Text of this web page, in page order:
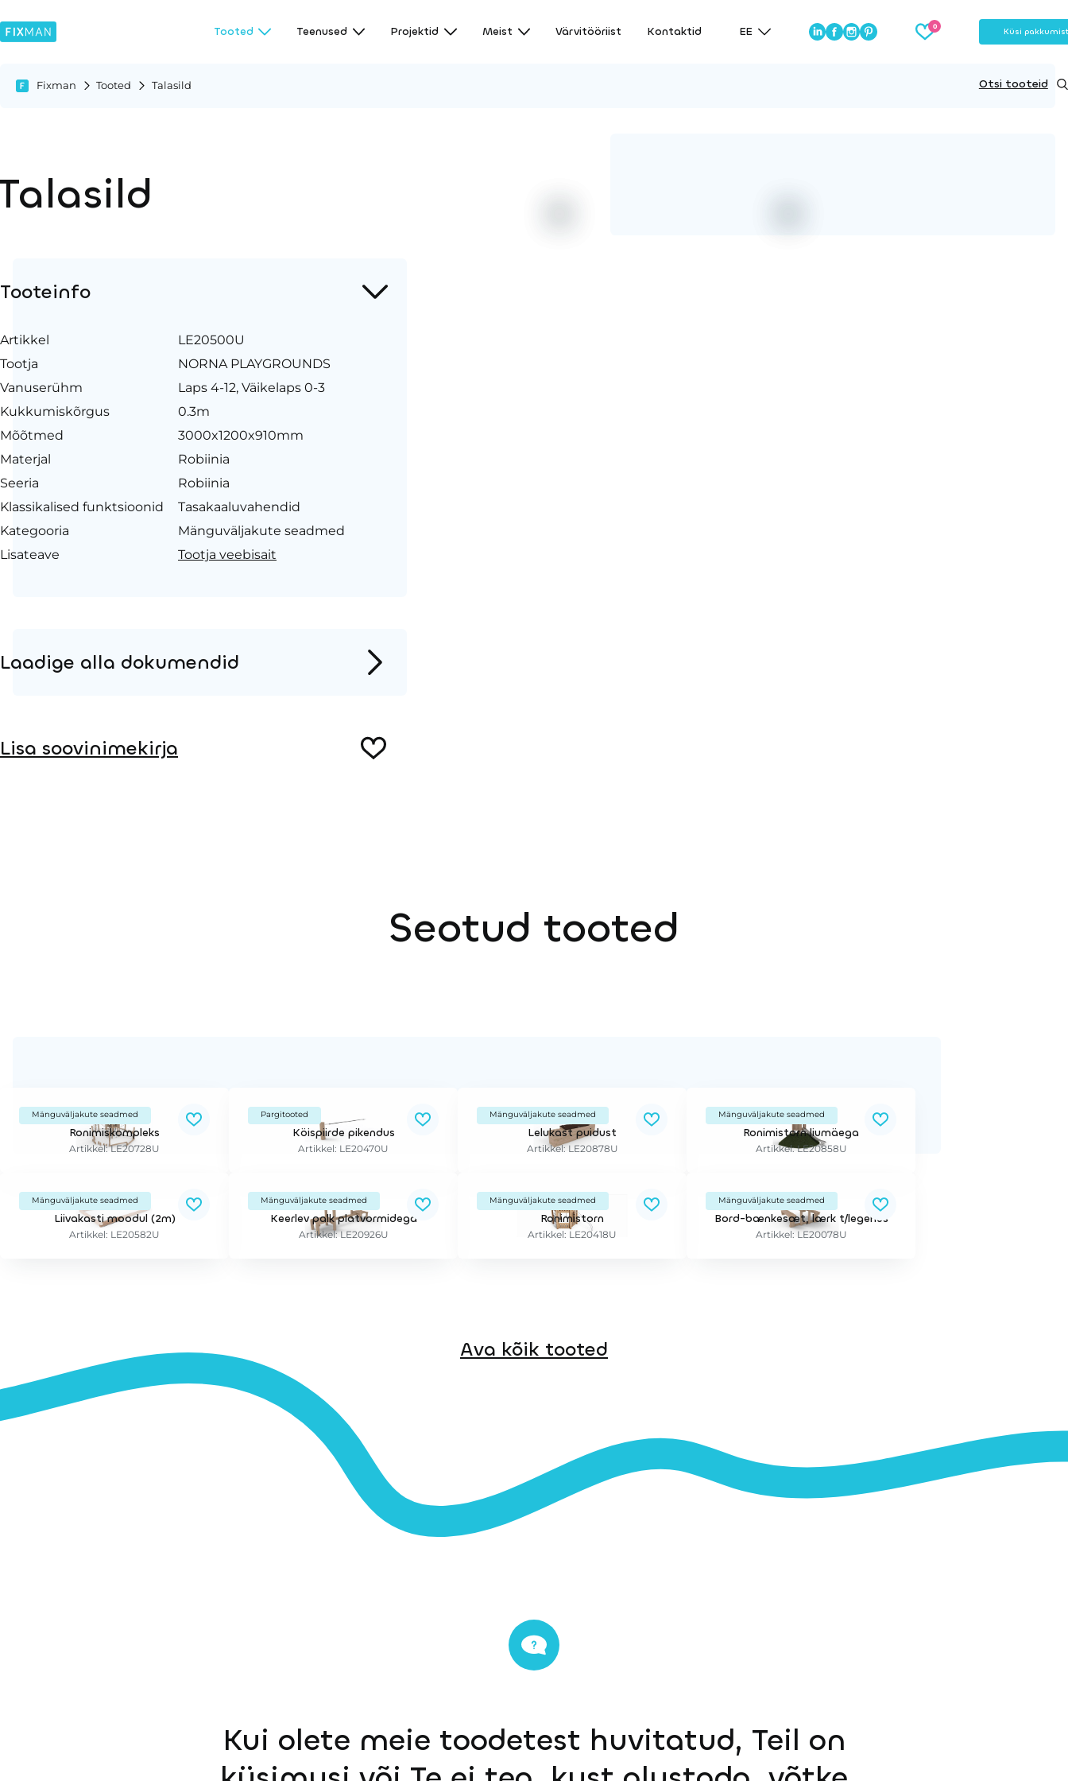
Tooted Teenused Projektid Meist Värvitööriist Kontaktid EE Küsi pakkumist
Fixman Tooted Talasild Otsi tooteid
Tooteinfo
Artikkel
LE20500U
Tootja
NORNA PLAYGROUNDS
Vanuserühm
Laps 4-12, Väikelaps 0-3
Kukkumiskõrgus
0.3m
Mõõtmed
3000x1200x910mm
Materjal
Robiinia
Seeria
Robiinia
Klassikalised funktsioonid
Tasakaaluvahendid
Kategooria
Mänguväljakute seadmed
Lisateave
Tootja veebisait
Laadige alla dokumendid
Lisa soovinimekirja
Seotud tooted
Mänguväljakute seadmed
Ronimiskompleks
Artikkel: LE20728U
Pargitooted
Köispiirde pikendus
Artikkel: LE20470U
Mänguväljakute seadmed
Lelukast puidust
Artikkel: LE20878U
Mänguväljakute seadmed
Ronimistorn liumäega
Artikkel: LE20858U
Mänguväljakute seadmed
Liivakasti moodul (2m)
Artikkel: LE20582U
Mänguväljakute seadmed
Keerlev palk platvormidega
Artikkel: LE20926U
Mänguväljakute seadmed
Ronimistorn
Artikkel: LE20418U
Mänguväljakute seadmed
Bord-bænkesæt, lærk t/legehus
Artikkel: LE20078U
Ava kõik tooted
Kui olete meie toodetest huvitatud, Teil on